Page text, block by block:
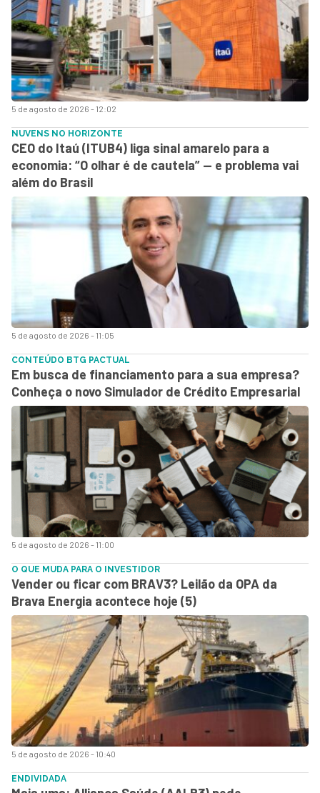
5 de agosto de 2026 - 12:02
5 de agosto de 2026 - 11:05
NUVENS NO HORIZONTE
CEO do Itaú (ITUB4) liga sinal amarelo para a
economia: “O olhar é de cautela” — e problema vai
além do Brasil
5 de agosto de 2026 - 11:00
CONTEÚDO BTG PACTUAL
Em busca de financiamento para a sua empresa?
Conheça o novo Simulador de Crédito Empresarial
5 de agosto de 2026 - 10:40
O QUE MUDA PARA O INVESTIDOR
Vender ou ficar com BRAV3? Leilão da OPA da
Brava Energia acontece hoje (5)
ENDIVIDADA